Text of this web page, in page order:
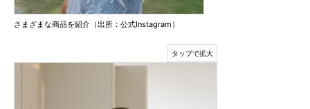
さまざまな商品を紹介（出所：公式Instagram）